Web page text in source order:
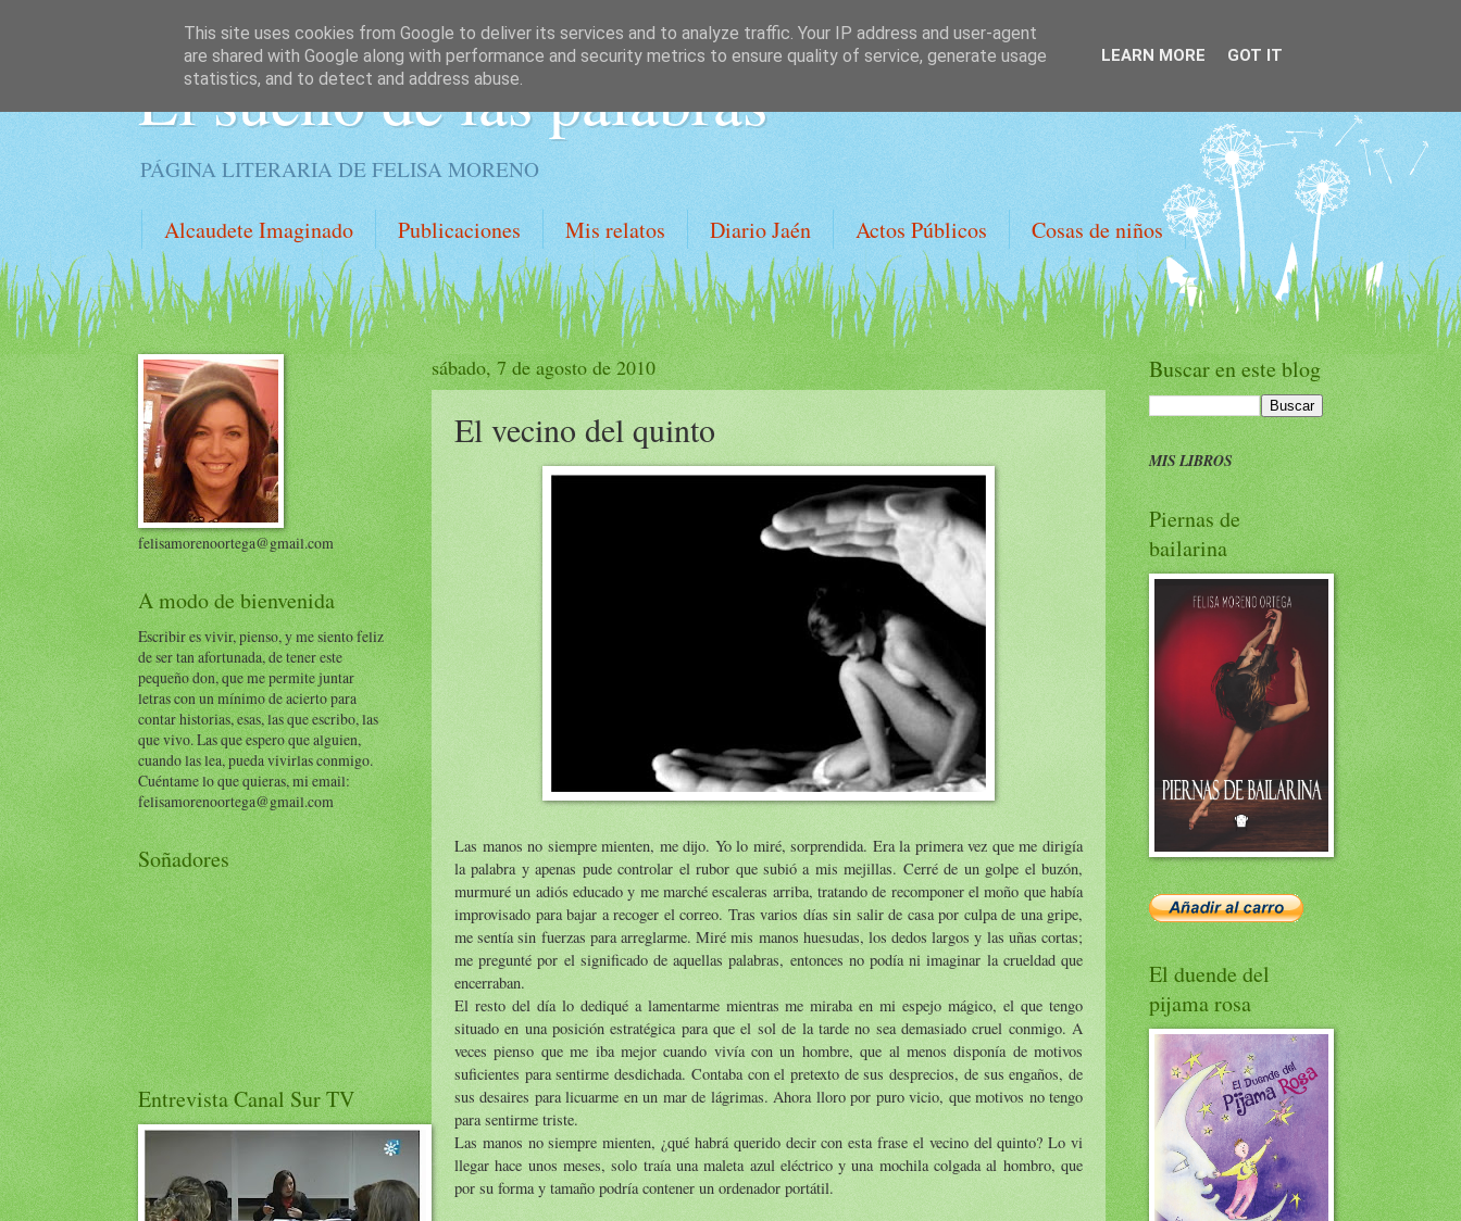
El sueño de las palabras
PÁGINA LITERARIA DE FELISA MORENO
Alcaudete Imaginado Publicaciones Mis relatos Diario Jaén Actos Públicos Cosas de niños
sábado, 7 de agosto de 2010
El vecino del quinto
Las manos no siempre mienten, me dijo. Yo lo miré, sorprendida. Era la primera vez que me dirigía
la palabra y apenas pude controlar el rubor que subió a mis mejillas. Cerré de un golpe el buzón,
murmuré un adiós educado y me marché escaleras arriba, tratando de recomponer el moño que había
improvisado para bajar a recoger el correo. Tras varios días sin salir de casa por culpa de una gripe,
me sentía sin fuerzas para arreglarme. Miré mis manos huesudas, los dedos largos y las uñas cortas;
me pregunté por el significado de aquellas palabras, entonces no podía ni imaginar la crueldad que
encerraban.
El resto del día lo dediqué a lamentarme mientras me miraba en mi espejo mágico, el que tengo
situado en una posición estratégica para que el sol de la tarde no sea demasiado cruel conmigo. A
veces pienso que me iba mejor cuando vivía con un hombre, que al menos disponía de motivos
suficientes para sentirme desdichada. Contaba con el pretexto de sus desprecios, de sus engaños, de
sus desaires para licuarme en un mar de lágrimas. Ahora lloro por puro vicio, que motivos no tengo
para sentirme triste.
Las manos no siempre mienten, ¿qué habrá querido decir con esta frase el vecino del quinto? Lo vi
llegar hace unos meses, solo traía una maleta azul eléctrico y una mochila colgada al hombro, que
por su forma y tamaño podría contener un ordenador portátil.
felisamorenoortega@gmail.com
A modo de bienvenida
Escribir es vivir, pienso, y me siento feliz
de ser tan afortunada, de tener este
pequeño don, que me permite juntar
letras con un mínimo de acierto para
contar historias, esas, las que escribo, las
que vivo. Las que espero que alguien,
cuando las lea, pueda vivirlas conmigo.
Cuéntame lo que quieras, mi email:
felisamorenoortega@gmail.com
Soñadores
Entrevista Canal Sur TV
Buscar en este blog
MIS LIBROS
Piernas de
bailarina
El duende del
pijama rosa
This site uses cookies from Google to deliver its services and to analyze traffic. Your IP address and user-agent
are shared with Google along with performance and security metrics to ensure quality of service, generate usage
statistics, and to detect and address abuse.
LEARN MORE GOT IT